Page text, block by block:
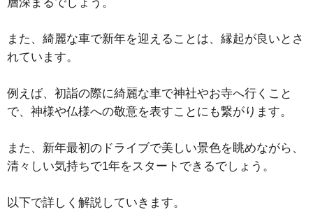
また、綺麗な車で新年を迎えることは、縁起が良いとさ
れています。
例えば、初詣の際に綺麗な車で神社やお寺へ行くこと
で、神様や仏様への敬意を表すことにも繋がります。
また、新年最初のドライブで美しい景色を眺めながら、
清々しい気持ちで1年をスタートできるでしょう。
以下で詳しく解説していきます。